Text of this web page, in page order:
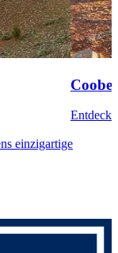
einzigartige